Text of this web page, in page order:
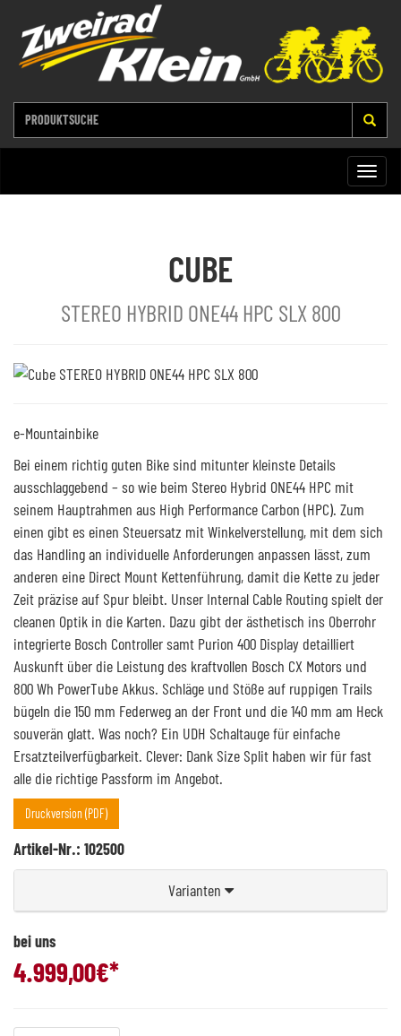
Toggle
CUBE
STEREO HYBRID ONE44 HPC SLX 800
e-Mountainbike
Bei einem richtig guten Bike sind mitunter kleinste Details
ausschlaggebend – so wie beim Stereo Hybrid ONE44 HPC mit
seinem Hauptrahmen aus High Performance Carbon (HPC). Zum
einen gibt es einen Steuersatz mit Winkelverstellung, mit dem sich
das Handling an individuelle Anforderungen anpassen lässt, zum
anderen eine Direct Mount Kettenführung, damit die Kette zu jeder
Zeit präzise auf Spur bleibt. Unser Internal Cable Routing spielt der
cleanen Optik in die Karten. Dazu gibt der ästhetisch ins Oberrohr
integrierte Bosch Controller samt Purion 400 Display detailliert
Auskunft über die Leistung des kraftvollen Bosch CX Motors und
800 Wh PowerTube Akkus. Schläge und Stöße auf ruppigen Trails
bügeln die 150 mm Federweg an der Front und die 140 mm am Heck
souverän glatt. Was noch? Ein UDH Schaltauge für einfache
Ersatzteilverfügbarkeit. Clever: Dank Size Split haben wir für fast
alle die richtige Passform im Angebot.
Druckversion (PDF)
Artikel-Nr.: 102500
Varianten
bei uns
4.999,00€*